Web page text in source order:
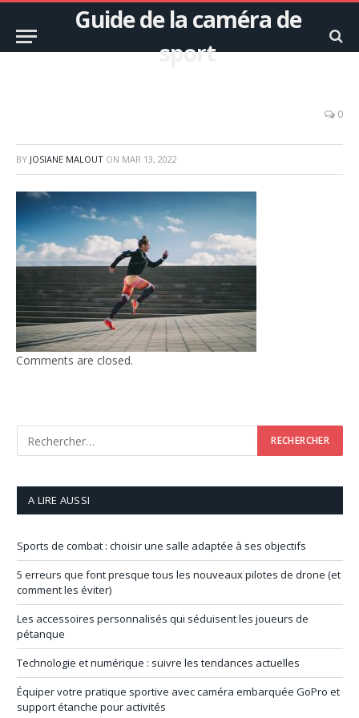
Guide de la caméra de
sport
0
BY JOSIANE MALOUT ON MAR 13, 2022
Comments are closed.
A LIRE AUSSI
Sports de combat : choisir une salle adaptée à ses objectifs
5 erreurs que font presque tous les nouveaux pilotes de drone (et
comment les éviter)
Les accessoires personnalisés qui séduisent les joueurs de
pétanque
Technologie et numérique : suivre les tendances actuelles
Équiper votre pratique sportive avec caméra embarquée GoPro et
support étanche pour activités